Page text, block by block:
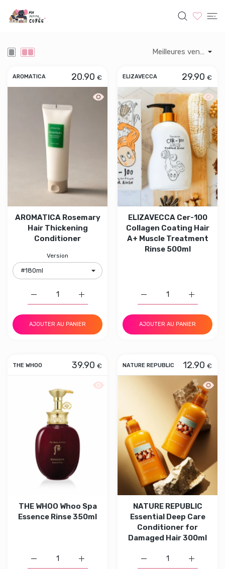
AU CONTENU
AROMATICA 20.90 €
Aperçu rapide AROMATICA
AROMATICA Rosemary
Hair Thickening
Conditioner
Version
Augmenter la quantité de AROMATICA
Augmenter la quantité de AROMATICA Rosemary Hair
AJOUTER AU PANIER
ELIZAVECCA 29.90 €
ELIZAVECCA Cer-100
Collagen Coating Hair
A+ Muscle Treatment
Rinse 500ml
Augmenter la quantité
AJOUTER AU PANIER
THE WHOO 39.90 €
Aperçu rapide THE WHOO Whoo Spa
THE WHOO Whoo Spa
Essence Rinse 350ml
Augmenter la quantité de THE WHOO
Augmenter la quantité de THE WHOO Whoo Spa
NATURE REPUBLIC 12.90 €
NATURE REPUBLIC
Essential Deep Care
Conditioner for
Damaged Hair 300ml
Augmenter la quantité